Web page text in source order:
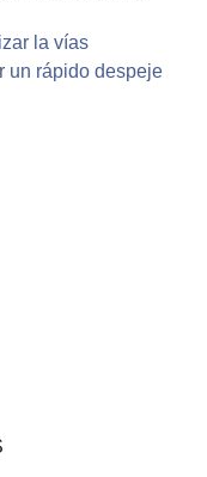
la vías
un rápido despeje